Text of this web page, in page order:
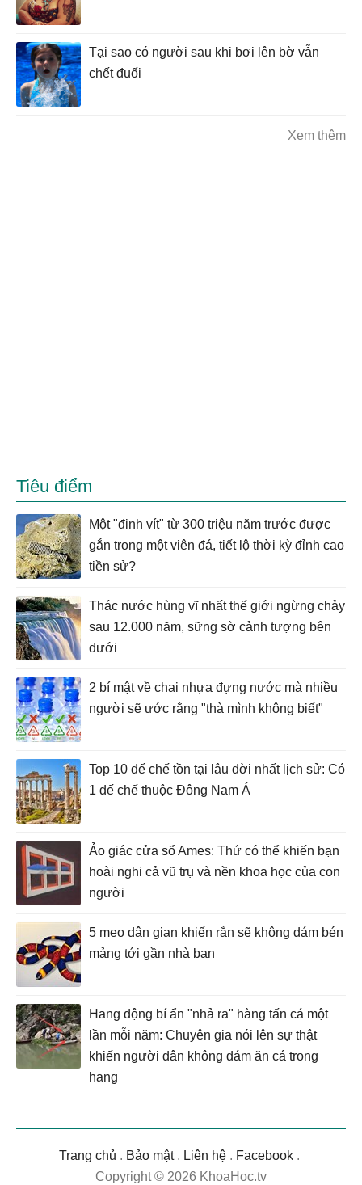
Tại sao có người sau khi bơi lên bờ vẫn
chết đuối
Xem thêm
Tiêu điểm
Một "đinh vít" từ 300 triệu năm trước được
gắn trong một viên đá, tiết lộ thời kỳ đỉnh cao
tiền sử?
Thác nước hùng vĩ nhất thế giới ngừng chảy
sau 12.000 năm, sững sờ cảnh tượng bên
dưới
2 bí mật về chai nhựa đựng nước mà nhiều
người sẽ ước rằng "thà mình không biết"
Top 10 đế chế tồn tại lâu đời nhất lịch sử: Có
1 đế chế thuộc Đông Nam Á
Ảo giác cửa sổ Ames: Thứ có thể khiến bạn
hoài nghi cả vũ trụ và nền khoa học của con
người
5 mẹo dân gian khiến rắn sẽ không dám bén
mảng tới gần nhà bạn
Hang động bí ẩn "nhả ra" hàng tấn cá một
lần mỗi năm: Chuyên gia nói lên sự thật
khiến người dân không dám ăn cá trong
hang
Trang chủ . Bảo mật. Liên hệ . Facebook .
Copyright © 2026 KhoaHoc.tv